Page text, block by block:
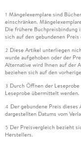
1 Mängelexemplare sind
einschränken.
Die frühere Buchpreisbindung
sich auf den gebundenen
2 Diese Artikel unterliegen
wurde aufgehoben oder der
Alternative wird Ihnen auf der
beziehen sich auf den
3 Durch Öffnen der
Leseprobe übermittelt werden.
4 Der gebundene Preis
dargestellten Datums vom
5 Der Preisvergleich bezieht
Herstellers.